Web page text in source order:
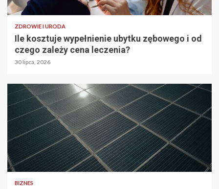
ZDROWIE I URODA
Ile kosztuje wypełnienie ubytku zębowego i od
czego zależy cena leczenia?
30 lipca, 2026
BIZNES